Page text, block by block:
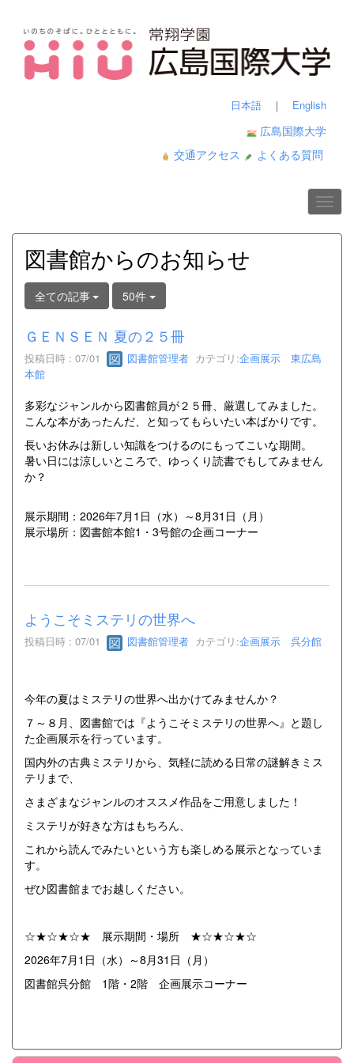
日本語 ｜ English
広島国際大学
交通アクセス
よくある質問
図書館からのお知らせ
全ての記事 50件
ＧＥＮＳＥＮ 夏の２５冊
投稿日時 : 07/01 図書館管理者 カテゴリ:企画展示 東広島
本館
多彩なジャンルから図書館員が２５冊、厳選してみました。
こんな本があったんだ、と知ってもらいたい本ばかりです。
長いお休みは新しい知識をつけるのにもってこいな期間。
暑い日には涼しいところで、ゆっくり読書でもしてみません
か？
展示期間：2026年7月1日（水）～8月31日（月）
展示場所：図書館本館1・3号館の企画コーナー
ようこそミステリの世界へ
投稿日時 : 07/01 図書館管理者 カテゴリ:企画展示 呉分館
今年の夏はミステリの世界へ出かけてみませんか？
７～８月、図書館では『ようこそミステリの世界へ』と題し
た企画展示を行っています。
国内外の古典ミステリから、気軽に読める日常の謎解きミス
テリまで、
さまざまなジャンルのオススメ作品をご用意しました！
ミステリが好きな方はもちろん、
これから読んでみたいという方も楽しめる展示となっていま
す。
ぜひ図書館までお越しください。
☆★☆★☆★ 展示期間・場所 ★☆★☆★☆
2026年7月1日（水）～8月31日（月）
図書館呉分館 1階・2階 企画展示コーナー